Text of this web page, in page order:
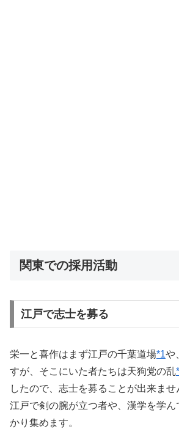
関東での採用活動
江戸で志士を募る
栄一と喜作はまず江戸の千葉道場*1や
すが、そこにいた者たちは天狗党の乱
したので、志士を募ることが出来ま
江戸で剣の腕が立つ者や、漢学を学
かり集めます。